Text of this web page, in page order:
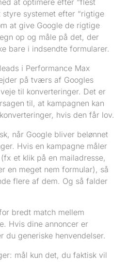
at optimere efter “flest
systemet efter “rigtige
at give Google de rigtige
op og måle på det, der
bare i indsendte formularer.
i Performance Max
på tværs af Googles
til konverteringer. Det er
til, at kampagnen kan
hvis den får lov.
når Google bliver belønnet
Hvis en kampagne måler
et klik på en mailadresse,
en meget nem formular), så
flere af dem. Og så falder
bredt match mellem
Hvis dine annoncer er
du generiske henvendelser.
mål kun det, du faktisk vil